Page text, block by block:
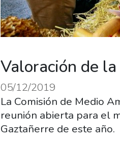
Valoración de
05/12/2019
La Comisión de Medio
reunión abierta para el
Gaztañerre de este año.